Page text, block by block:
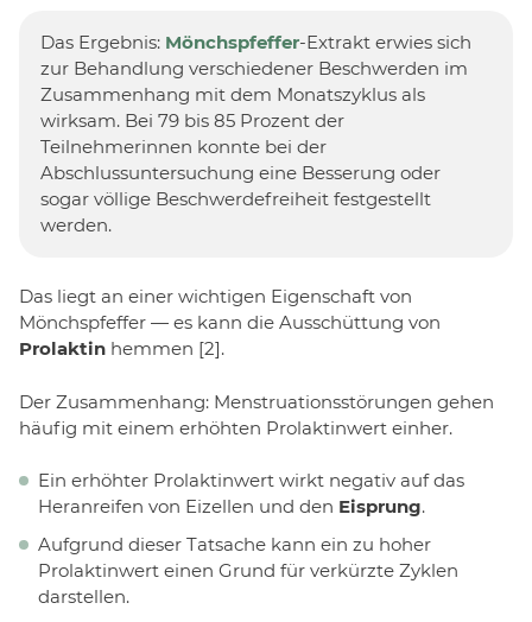
Das Ergebnis: Mönchspfeffer-Extrakt erwies sich
zur Behandlung verschiedener Beschwerden im
Zusammenhang mit dem Monatszyklus als
wirksam. Bei 79 bis 85 Prozent der
Teilnehmerinnen konnte bei der
Abschlussuntersuchung eine Besserung oder
sogar völlige Beschwerdefreiheit festgestellt
werden.
Das liegt an einer wichtigen Eigenschaft von
Mönchspfeffer — es kann die Ausschüttung von
Prolaktin hemmen [2].
Der Zusammenhang: Menstruationsstörungen gehen
häufig mit einem erhöhten Prolaktinwert einher.
Ein erhöhter Prolaktinwert wirkt negativ auf das
Heranreifen von Eizellen und den Eisprung.
Aufgrund dieser Tatsache kann ein zu hoher
Prolaktinwert einen Grund für verkürzte Zyklen
darstellen.